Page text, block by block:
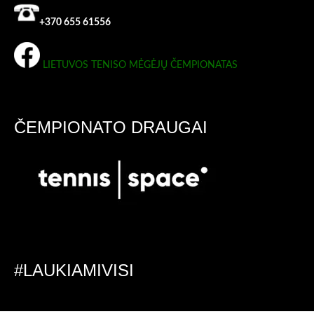
+370 655 61556
LIETUVOS TENISO MĖGĖJŲ ČEMPIONATAS
ČEMPIONATO DRAUGAI
#LAUKIAMIVISI